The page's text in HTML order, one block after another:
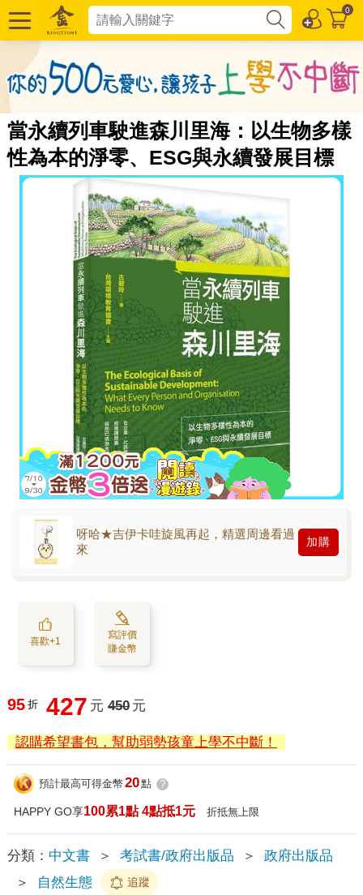
0
當永續列車駛進森川里海：以生物多樣
性為本的淨零、ESG與永續發展目標
呀哈★吉伊卡哇旋風再起，精選周邊看過
來
加購
喜歡+1
寫評價
賺金幣
95 折 427 元 450 元
認購希望書包，幫助弱勢孩童上學不中斷！
預計最高可得金幣 20點 ?
HAPPY GO享100累1點 4點抵1元 折抵無上限
分類： 中文書 ＞ 考試書/政府出版品 ＞
政府出版品
＞
自然生態 追蹤